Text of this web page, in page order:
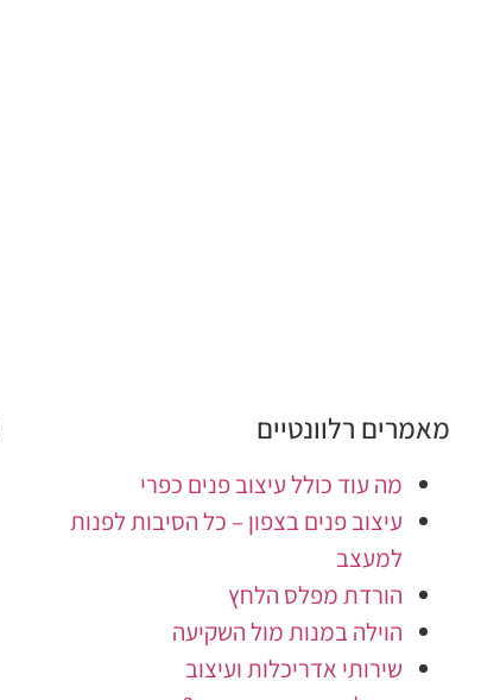
מאמרים רלוונטיים
מה עוד כולל עיצוב פנים כפרי
עיצוב פנים בצפון – כל הסיבות לפנות
למעצב
הורדת מפלס הלחץ
הוילה במנות מול השקיעה
שירותי אדריכלות ועיצוב